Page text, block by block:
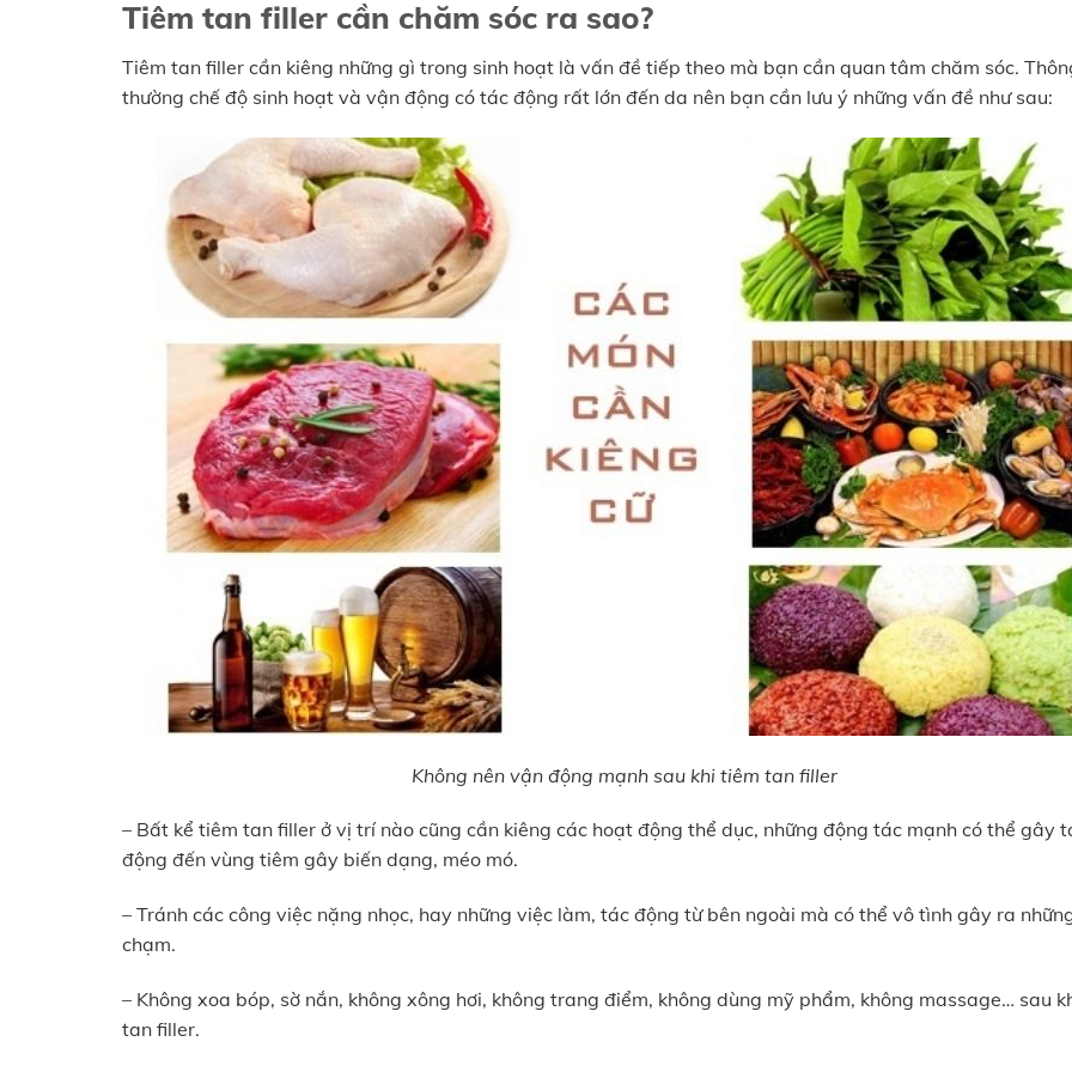
Tiêm tan filler cần chăm sóc ra sao?
Tiêm tan filler cần kiêng những gì trong sinh hoạt là vấn đề tiếp theo mà bạn cần quan tâm chăm sóc.
thường chế độ sinh hoạt và vận động có tác động rất lớn đến da nên bạn cần lưu ý những vấn đề như sau:
Không nên vận động mạnh sau khi tiêm tan filler
– Bất kể tiêm tan filler ở vị trí nào cũng cần kiêng các hoạt động thể dục, những động tác mạnh có thể gây
động đến vùng tiêm gây biến dạng, méo mó.
– Tránh các công việc nặng nhọc, hay những việc làm, tác động từ bên ngoài mà có thể vô tình gây ra
chạm.
– Không xoa bóp, sờ nắn, không xông hơi, không trang điểm, không dùng mỹ phẩm, không massage… sau
tan filler.